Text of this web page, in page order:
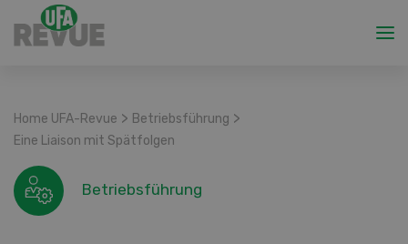
Home UFA-Revue > Betriebsführung >
Eine Liaison mit Spätfolgen
Betriebsführung